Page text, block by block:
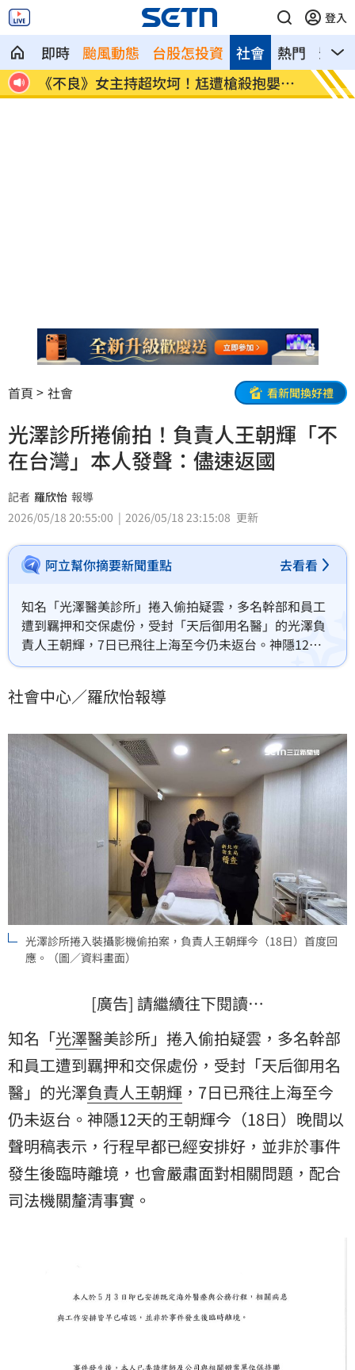
登入
即時 颱風動態 台股怎投資 熱門 影音
社會
《不良》女主持超坎坷！尪遭槍殺抱嬰逃
命
桃園
首頁 社會 看新聞換好禮
光澤診所捲偷拍！負責人王朝輝「不
在台灣」本人發聲：儘速返國
記者 羅欣怡 報導
2026/05/18 20:55:00
2026/05/18 23:15:08 更新
阿立幫你摘要新聞重點 去看看
知名「光澤醫美診所」捲入偷拍疑雲，多名幹部和員工
遭到羈押和交保處份，受封「天后御用名醫」的光澤負
責人王朝輝，7日已飛往上海至今仍未返台。神隱12天
的王朝輝今（18日）晚間以聲明稿表示，行程早都已經
關問題，配合司法機關釐清事實。
社會中心／羅欣怡報導
光澤診所捲入裝攝影機偷拍案，負責人王朝輝今（18日）首度回
應。（圖／資料畫面）
[廣告] 請繼續往下閱讀…
知名「光澤醫美診所」捲入偷拍疑雲，多名幹部
和員工遭到羈押和交保處份，受封「天后御用名
醫」的光澤負責人王朝輝 ，7日已飛往上海至今
仍未返台。神隱12天的王朝輝今（18日）晚間以
聲明稿表示，行程早都已經安排好，並非於事件
發生後臨時離境，也會嚴肅面對相關問題，配合
司法機關釐清事實。